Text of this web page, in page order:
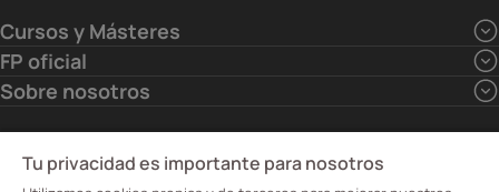
Cursos y Másteres
FP oficial
Sobre nosotros
Tu privacidad es importante para nosotros